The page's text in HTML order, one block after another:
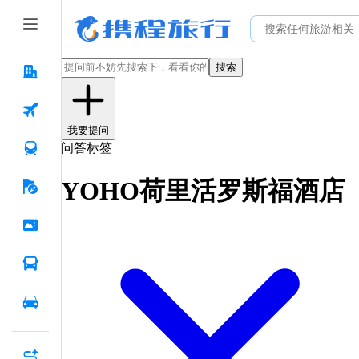
搜索
我要提问
问答标签
YOHO荷里活罗斯福酒店